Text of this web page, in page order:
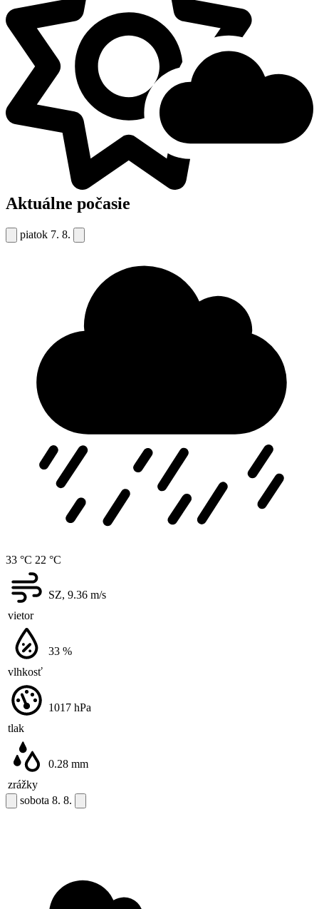
Aktuálne počasie
piatok 7. 8.
33 °C 22 °C
vietor
SZ, 9.36 m/s
vlhkosť
33 %
tlak
1017 hPa
zrážky
0.28 mm
sobota 8. 8.